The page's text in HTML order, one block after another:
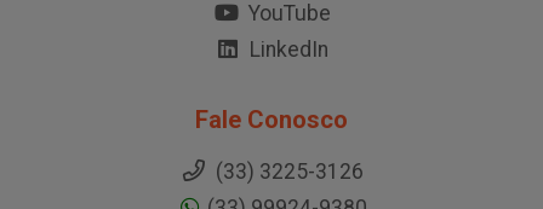
YouTube
LinkedIn
Fale Conosco
(33) 3225-3126